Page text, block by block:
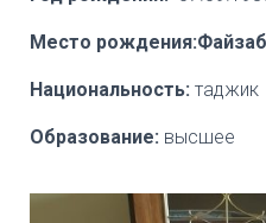
Место
Национальность: таджик
Образование: высшее